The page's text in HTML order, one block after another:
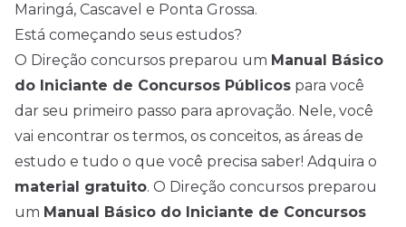
Maringá, Cascavel e Ponta Grossa.
Está começando seus estudos?
O Direção concursos preparou um Manual Básico
do Iniciante de Concursos Públicos para você
dar seu primeiro passo para aprovação. Nele, você
vai encontrar os termos, os conceitos, as áreas de
estudo e tudo o que você precisa saber! Adquira o
material gratuito. O Direção concursos preparou
um Manual Básico do Iniciante de Concursos